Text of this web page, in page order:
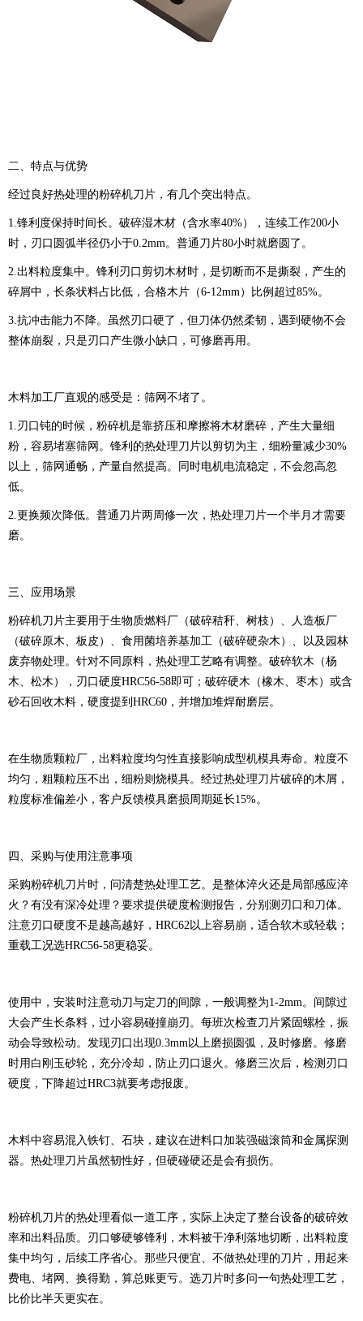
二、特点与优势
经过良好热处理的粉碎机刀片，有几个突出特点。
1.锋利度保持时间长。破碎湿木材（含水率40%），连续工作200小
时，刃口圆弧半径仍小于0.2mm。普通刀片80小时就磨圆了。
2.出料粒度集中。锋利刃口剪切木材时，是切断而不是撕裂，产生的
碎屑中，长条状料占比低，合格木片（6-12mm）比例超过85%。
3.抗冲击能力不降。虽然刃口硬了，但刀体仍然柔韧，遇到硬物不会
整体崩裂，只是刃口产生微小缺口，可修磨再用。
木料加工厂直观的感受是：筛网不堵了。
1.刃口钝的时候，粉碎机是靠挤压和摩擦将木材磨碎，产生大量细
粉，容易堵塞筛网。锋利的热处理刀片以剪切为主，细粉量减少30%
以上，筛网通畅，产量自然提高。同时电机电流稳定，不会忽高忽
低。
2.更换频次降低。普通刀片两周修一次，热处理刀片一个半月才需要
磨。
三、应用场景
粉碎机刀片主要用于生物质燃料厂（破碎秸秆、树枝）、人造板厂
（破碎原木、板皮）、食用菌培养基加工（破碎硬杂木）、以及园林
废弃物处理。针对不同原料，热处理工艺略有调整。破碎软木（杨
木、松木），刃口硬度HRC56-58即可；破碎硬木（橡木、枣木）或含
砂石回收木料，硬度提到HRC60，并增加堆焊耐磨层。
在生物质颗粒厂，出料粒度均匀性直接影响成型机模具寿命。粒度不
均匀，粗颗粒压不出，细粉则烧模具。经过热处理刀片破碎的木屑，
粒度标准偏差小，客户反馈模具磨损周期延长15%。
四、采购与使用注意事项
采购粉碎机刀片时，问清楚热处理工艺。是整体淬火还是局部感应淬
火？有没有深冷处理？要求提供硬度检测报告，分别测刃口和刀体。
注意刃口硬度不是越高越好，HRC62以上容易崩，适合软木或轻载；
重载工况选HRC56-58更稳妥。
使用中，安装时注意动刀与定刀的间隙，一般调整为1-2mm。间隙过
大会产生长条料，过小容易碰撞崩刃。每班次检查刀片紧固螺栓，振
动会导致松动。发现刃口出现0.3mm以上磨损圆弧，及时修磨。修磨
时用白刚玉砂轮，充分冷却，防止刃口退火。修磨三次后，检测刃口
硬度，下降超过HRC3就要考虑报废。
木料中容易混入铁钉、石块，建议在进料口加装强磁滚筒和金属探测
器。热处理刀片虽然韧性好，但硬碰硬还是会有损伤。
粉碎机刀片的热处理看似一道工序，实际上决定了整台设备的破碎效
率和出料品质。刃口够硬够锋利，木料被干净利落地切断，出料粒度
集中均匀，后续工序省心。那些只便宜、不做热处理的刀片，用起来
费电、堵网、换得勤，算总账更亏。选刀片时多问一句热处理工艺，
比价比半天更实在。